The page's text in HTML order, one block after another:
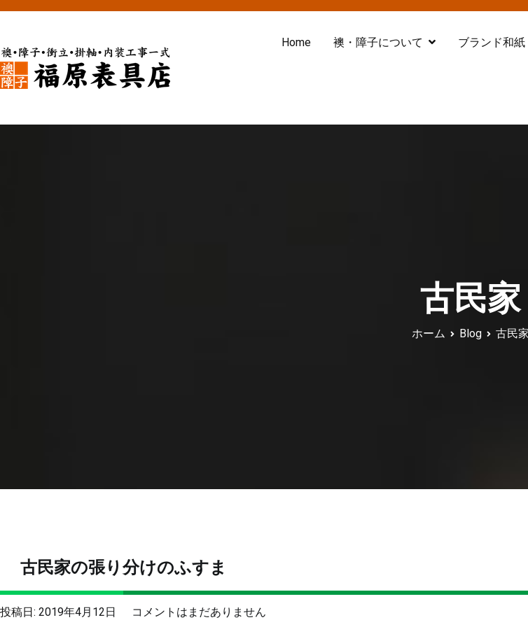
内
ス
キ
Home 襖・障子について ブランド和紙
古民家
ホーム Blog 古民家
古民家の張り分けのふすま
投稿日: 2019年4月12日
古
コメントはまだありません